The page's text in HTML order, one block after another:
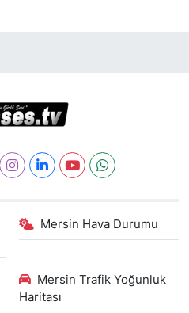
Mersin Hava Durumu
Mersin Trafik Yoğunluk
Haritası